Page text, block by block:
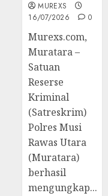
MUREXS
16/07/2026
0
Murexs.com,
Muratara –
Satuan
Reserse
Kriminal
(Satreskrim)
Polres Musi
Rawas Utara
(Muratara)
berhasil
mengungkap...